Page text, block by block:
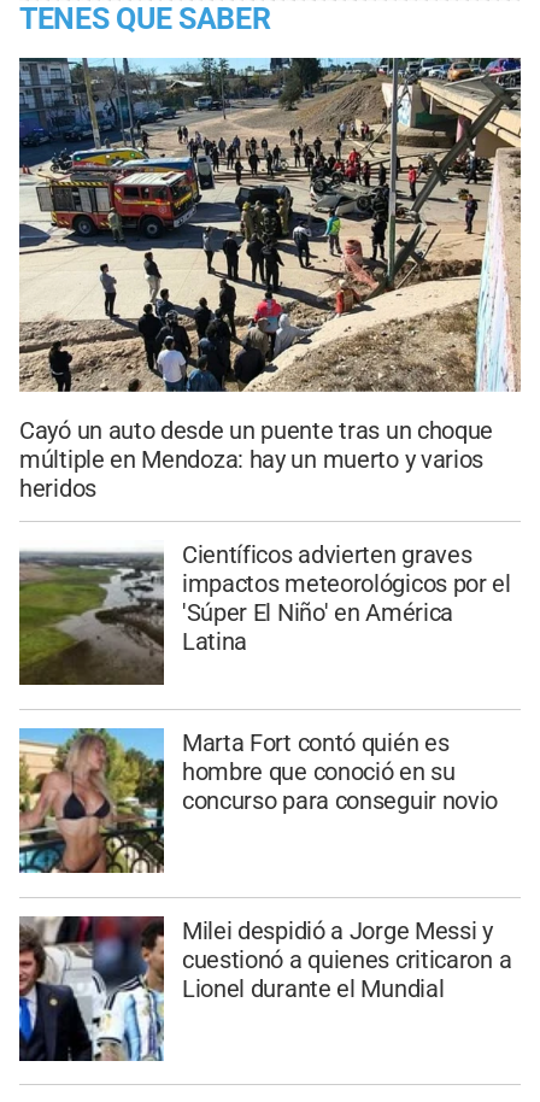
TENES QUE SABER
Cayó un auto desde un puente tras un choque
múltiple en Mendoza: hay un muerto y varios
heridos
Científicos advierten graves
impactos meteorológicos por el
'Súper El Niño' en América
Latina
Marta Fort contó quién es
hombre que conoció en su
concurso para conseguir novio
Milei despidió a Jorge Messi y
cuestionó a quienes criticaron a
Lionel durante el Mundial